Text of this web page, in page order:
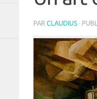
PAR CLAUDIUS ·